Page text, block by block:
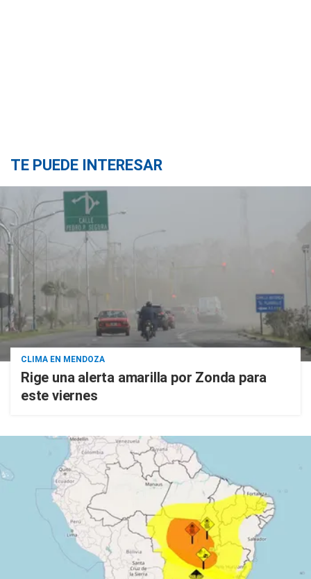
TE PUEDE INTERESAR
CLIMA EN MENDOZA
Rige una alerta amarilla por Zonda para
este viernes